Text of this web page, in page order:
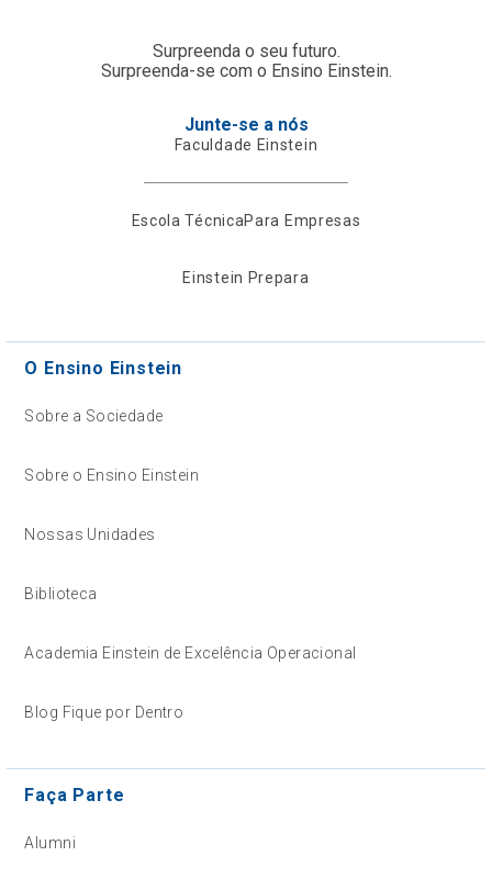
Surpreenda o seu futuro.
Surpreenda-se com o Ensino Einstein.
Junte-se a nós
Faculdade Einstein
Escola TécnicaPara Empresas
Einstein Prepara
O Ensino Einstein
Sobre a Sociedade
Sobre o Ensino Einstein
Nossas Unidades
Biblioteca
Academia Einstein de Excelência Operacional
Blog Fique por Dentro
Faça Parte
Alumni